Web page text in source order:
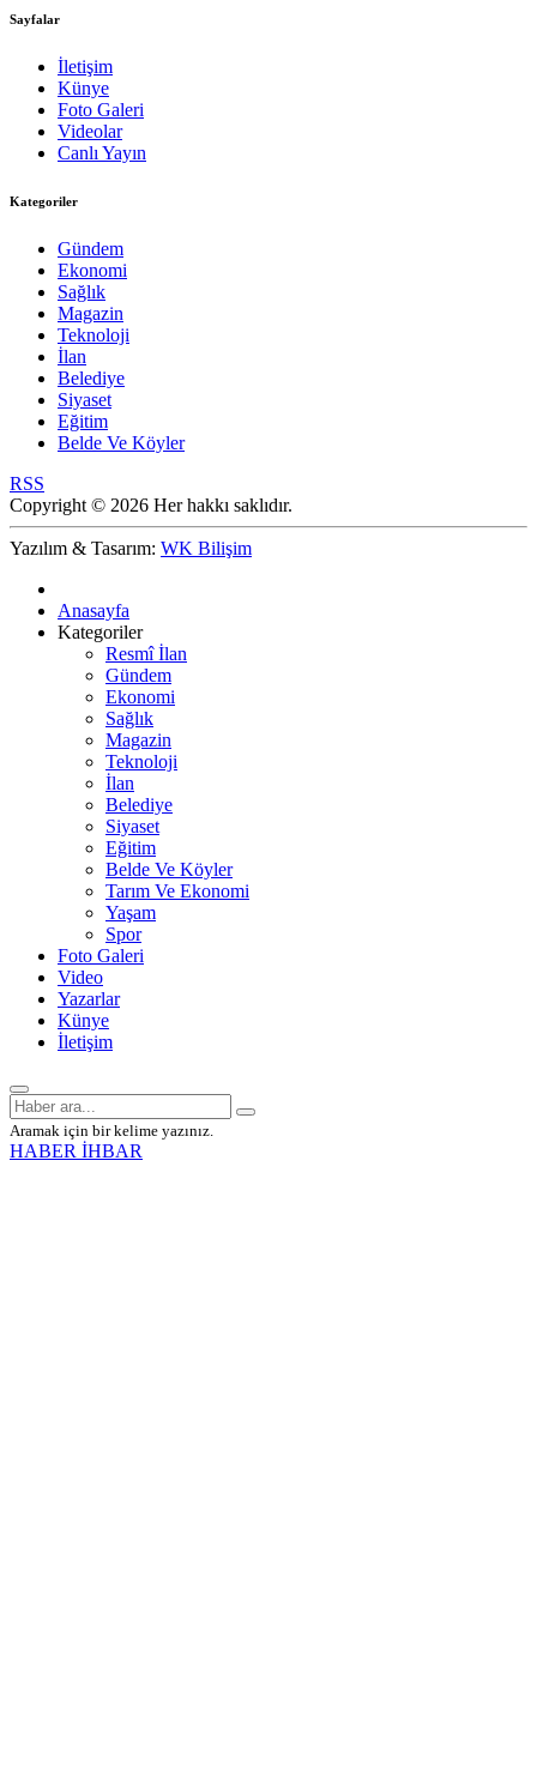
Sayfalar
İletişim
Künye
Foto Galeri
Videolar
Canlı Yayın
Kategoriler
Gündem
Ekonomi
Sağlık
Magazin
Teknoloji
İlan
Belediye
Siyaset
Eğitim
Belde Ve Köyler
RSS
Copyright © 2026 Her hakkı saklıdır.
Yazılım & Tasarım: WK Bilişim
Anasayfa
Kategoriler
Resmî İlan
Gündem
Ekonomi
Sağlık
Magazin
Teknoloji
İlan
Belediye
Siyaset
Eğitim
Belde Ve Köyler
Tarım Ve Ekonomi
Yaşam
Spor
Foto Galeri
Video
Yazarlar
Künye
İletişim
Aramak için bir kelime yazınız.
HABER İHBAR